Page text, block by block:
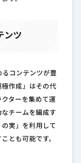
ンツ
るコンテンツが豊
極作成」はその代
ターを集めて運
チームを編成す
実」を利用して
とも可能です。